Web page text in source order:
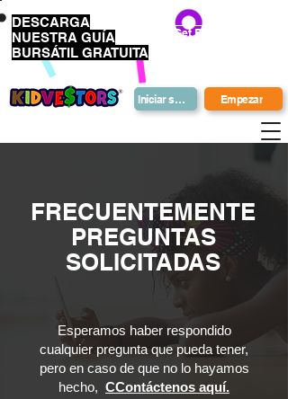
Iniciar sesión Empezar
DESCARGA
NUESTRA GUÍA
BURSÁTIL GRATUITA
Get Bonus Bucks
FRECUENTEMENTE
PREGUNTAS
SOLICITADAS
Esperamos haber respondido
cualquier pregunta que pueda tener,
pero en caso de que no lo hayamos
hecho, CContáctenos aquí.